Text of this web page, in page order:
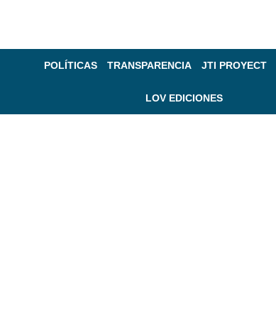
POLÍTICAS TRANSPARENCIA JTI PROYECT
LOV EDICIONES